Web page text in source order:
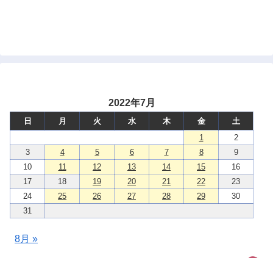
2022年7月
日 月 火 水 木 金
土
1
2
3
4 5 6 7 8
9
10
11 12 13 14 15
16
17
18 19 20 21 22
23
24
25 26 27 28 29
30
31
8月 »